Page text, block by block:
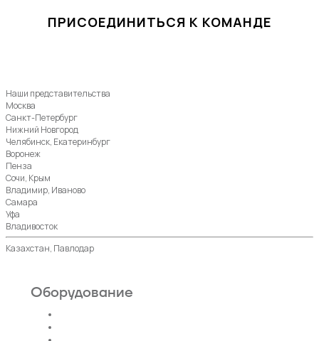
ПРИСОЕДИНИТЬСЯ К КОМАНДЕ
Наши представительства
Москва
Санкт-Петербург
Нижний Новгород
Челябинск, Екатеринбург
Воронеж
Пенза
Сочи, Крым
Владимир, Иваново
Самара
Уфа
Владивосток
Казахстан, Павлодар
Оборудование